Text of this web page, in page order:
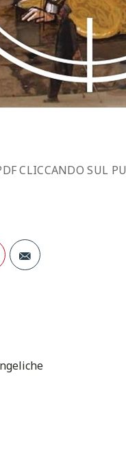
CLICCANDO SUL